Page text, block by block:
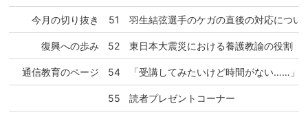
今月の切り抜き 51 羽生結弦選手のケガの直後の対応につい
復興への歩み 52 東日本大震災における養護教諭の役割
通信教育のページ 54 「受講してみたいけど時間がない……」
55 読者プレゼントコーナー